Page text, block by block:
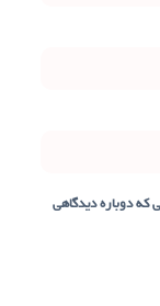
که دوباره دیدگاهی